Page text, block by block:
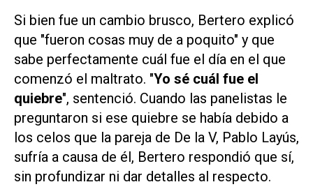
Si bien fue un cambio brusco, Bertero explicó
que "fueron cosas muy de a poquito" y que
sabe perfectamente cuál fue el día en el que
comenzó el maltrato. "Yo sé cuál fue el
quiebre", sentenció. Cuando las panelistas le
preguntaron si ese quiebre se había debido a
los celos que la pareja de De la V, Pablo Layús,
sufría a causa de él, Bertero respondió que sí,
sin profundizar ni dar detalles al respecto.